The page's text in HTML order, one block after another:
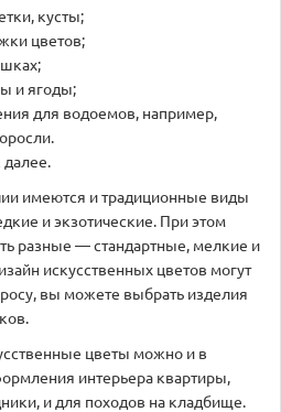
кусты;
цветов;
и ягоды;
для водоемов, например,
далее.
имеются и традиционные виды
и экзотические. При этом
разные — стандартные, мелкие и
искусственных цветов могут
вы можете выбрать изделия
цветы можно и в
интерьера квартиры,
и для походов на кладбище.